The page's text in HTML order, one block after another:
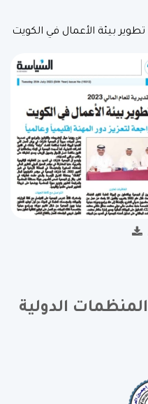
بيئة الأعمال في الكويت
الدولية